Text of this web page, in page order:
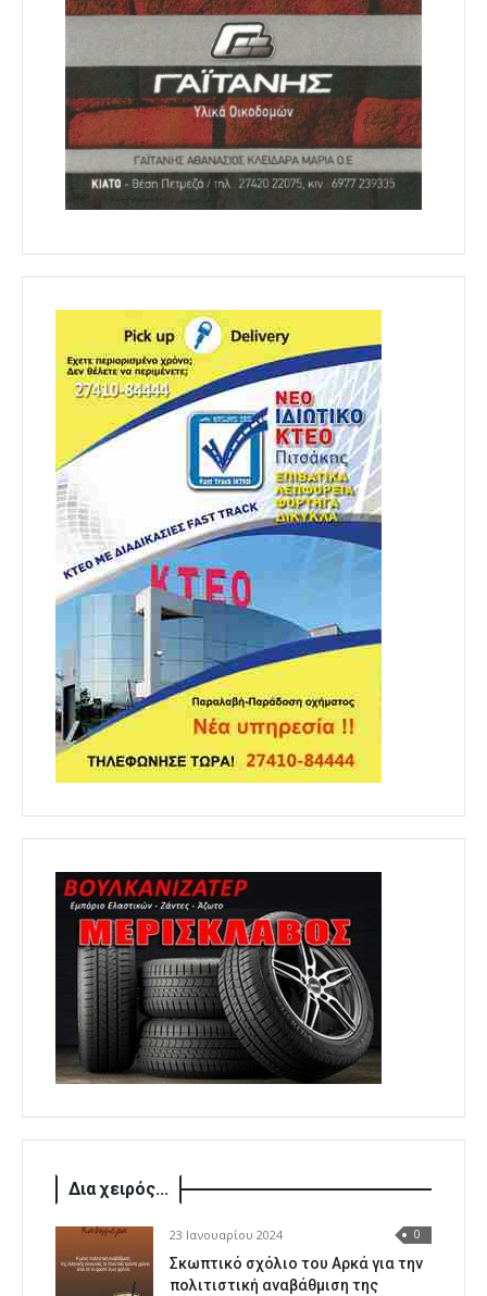
Δια χειρός...
23 Ιανουαρίου 2024 0
Σκωπτικό σχόλιο του Αρκά για την
πολιτιστική αναβάθμιση της